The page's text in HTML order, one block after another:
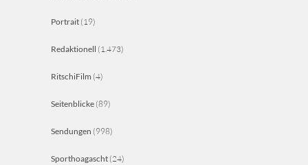
Portrait (19)
Redaktionell (1.473)
RitschiFilm (4)
Seitenblicke (89)
Sendungen (998)
Sporthoagascht (24)